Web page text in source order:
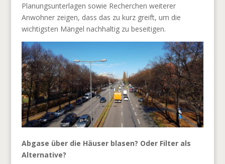
Planungsunterlagen sowie Recherchen weiterer
Anwohner zeigen, dass das zu kurz greift, um die
wichtigsten Mängel nachhaltig zu beseitigen.
Abgase über die Häuser blasen? Oder Filter als
Alternative?